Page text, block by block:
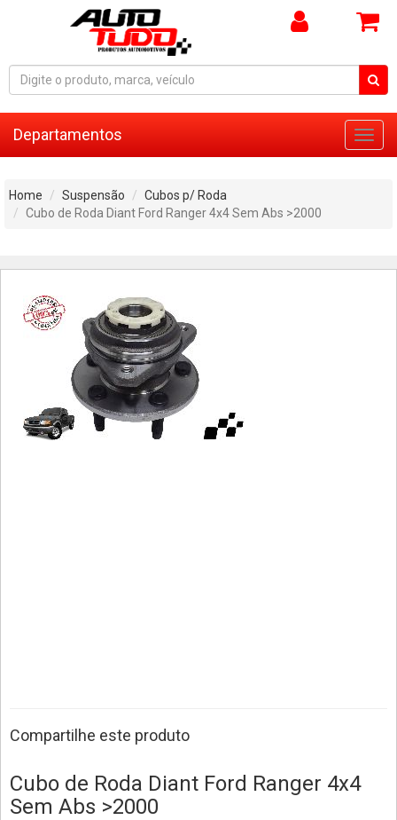
Departamentos
Home Suspensão
Cubos p/ Roda
Cubo de Roda Diant Ford Ranger 4x4 Sem Abs >2000
Compartilhe este produto
Cubo de Roda Diant Ford Ranger 4x4
Sem Abs >2000